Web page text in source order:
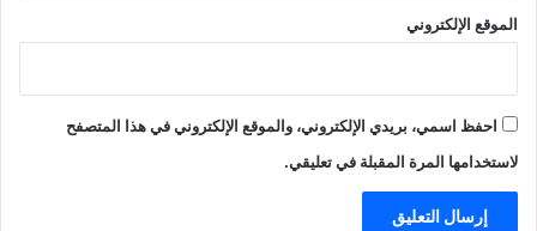
الموقع الإلكتروني
احفظ اسمي، بريدي الإلكتروني، والموقع الإلكتروني في هذا المتصفح
لاستخدامها المرة المقبلة في تعليقي.